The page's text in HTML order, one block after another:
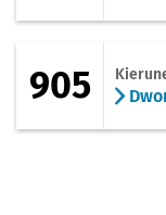
905 -
905